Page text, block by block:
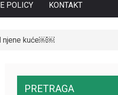
POLICY KONTAKT
njene kuće￼￼
da vidite kako danas izgleda￼
PRETRAGA